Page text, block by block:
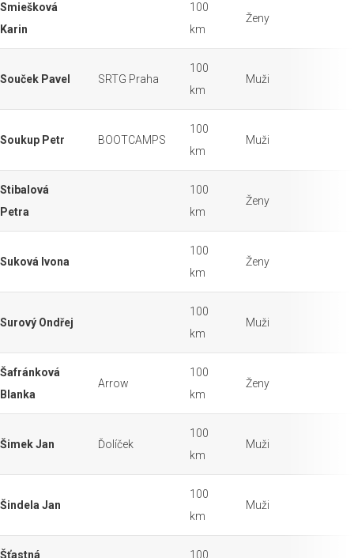
Smiešková
Karin
100
km
Ženy
Souček Pavel SRTG Praha
100
km
Muži
Soukup Petr BOOTCAMPS
100
km
Muži
Stibalová
Petra
100
km
Ženy
Suková Ivona
100
km
Ženy
Surový Ondřej
100
km
Muži
Šafránková
Blanka
Arrow
100
km
Ženy
Šimek Jan Ďolíček
100
km
Muži
Šindela Jan
100
km
Muži
Šťastná 100